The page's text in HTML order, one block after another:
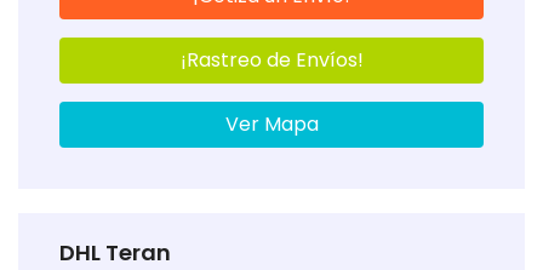
¡Rastreo de Envíos!
Ver Mapa
DHL Teran